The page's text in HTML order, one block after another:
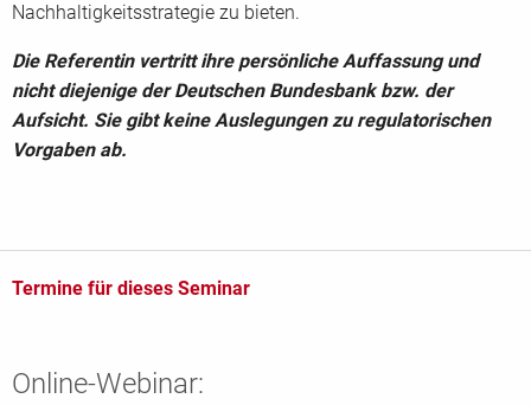
Nachhaltigkeitsstrategie zu bieten.
Die Referentin vertritt ihre persönliche Auffassung und
nicht diejenige der Deutschen Bundesbank bzw. der
Aufsicht. Sie gibt keine Auslegungen zu regulatorischen
Vorgaben ab.
Termine für dieses Seminar
Online-Webinar: